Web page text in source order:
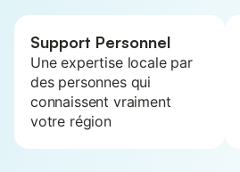
Support Personnel
Une expertise locale par
des personnes qui
connaissent vraiment
votre région